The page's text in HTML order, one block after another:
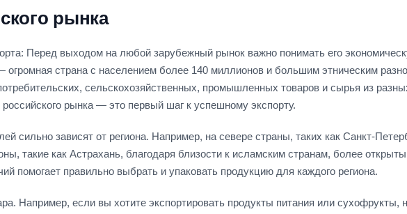
рынка
Перед выходом на любой зарубежный рынок важно понимать его
огромная страна с населением более 140 миллионов и большим этническим
сельскохозяйственных, промышленных товаров и сырья из
рынка — это первый шаг к успешному экспорту.
сильно зависят от региона. Например, на севере страны, таких как Санкт-
такие как Астрахань, благодаря близости к исламским странам, более
помогает правильно выбрать и упаковать продукцию для каждого региона.
Например, если вы хотите экспортировать продукты питания или сухофрукты,